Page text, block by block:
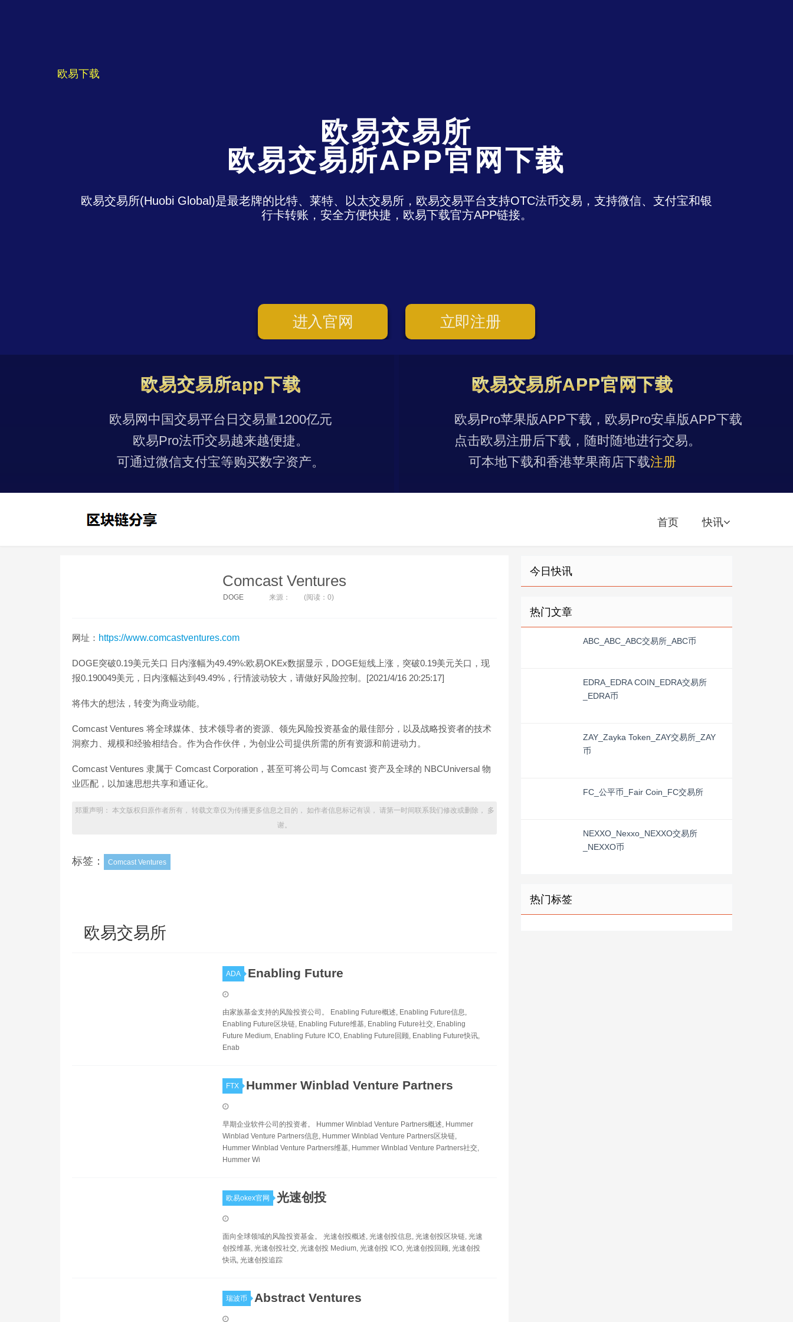
欧易下载
欧易交易所
欧易交易所APP官网下载
欧易交易所(Huobi Global)是最老牌的比特、莱特、以太交易所，欧易交易平台支持OTC法币交易，支持微信、支付宝和银
行卡转账，安全方便快捷，欧易下载官方APP链接。
进入官网 立即注册
欧易交易所app下载
欧易网中国交易平台日交易量1200亿元
欧易Pro法币交易越来越便捷。
可通过微信支付宝等购买数字资产。
欧易交易所APP官网下载
欧易Pro苹果版APP下载，欧易Pro安卓版APP下载
点击欧易注册后下载，随时随地进行交易。
可本地下载和香港苹果商店下载注册
首页 快讯
Comcast Ventures
DOGE 来源： (阅读：0)
网址： https://www.comcastventures.com
DOGE突破0.19美元关口 日内涨幅为49.49%:欧易OKEx数据显示，DOGE短线上涨，突破0.19美元关口，现
报0.190049美元，日内涨幅达到49.49%，行情波动较大，请做好风险控制。[2021/4/16 20:25:17]
将伟大的想法，转变为商业动能。
Comcast Ventures 将全球媒体、技术领导者的资源、领先风险投资基金的最佳部分，以及战略投资者的技术
洞察力、规模和经验相结合。作为合作伙伴，为创业公司提供所需的所有资源和前进动力。
Comcast Ventures 隶属于 Comcast Corporation，甚至可将公司与 Comcast 资产及全球的 NBCUniversal 物
业匹配，以加速思想共享和通证化。
郑重声明： 本文版权归原作者所有， 转载文章仅为传播更多信息之目的， 如作者信息标记有误， 请第一时间联系我们修改或删除， 多
谢。
标签： Comcast Ventures
欧易交易所
ADA Enabling Future
由家族基金支持的风险投资公司。 Enabling Future概述, Enabling Future信息,
Enabling Future区块链, Enabling Future维基, Enabling Future社交, Enabling
Future Medium, Enabling Future ICO, Enabling Future回顾, Enabling Future快讯,
Enab
FTX Hummer Winblad Venture Partners
早期企业软件公司的投资者。 Hummer Winblad Venture Partners概述, Hummer
Winblad Venture Partners信息, Hummer Winblad Venture Partners区块链,
Hummer Winblad Venture Partners维基, Hummer Winblad Venture Partners社交,
Hummer Wi
欧易okex官网 光速创投
面向全球领域的风险投资基金。 光速创投概述, 光速创投信息, 光速创投区块链, 光速
创投维基, 光速创投社交, 光速创投 Medium, 光速创投 ICO, 光速创投回顾, 光速创投
快讯, 光速创投追踪
瑞波币 Abstract Ventures
今日快讯
热门文章
ABC_ABC_ABC交易所_ABC币
EDRA_EDRA COIN_EDRA交易所
_EDRA币
ZAY_Zayka Token_ZAY交易所_ZAY
币
FC_公平币_Fair Coin_FC交易所
NEXXO_Nexxo_NEXXO交易所
_NEXXO币
热门标签